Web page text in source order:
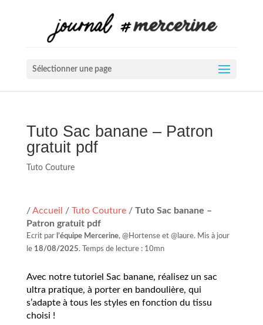
Sélectionner une page
Tuto Sac banane – Patron
gratuit pdf
Tuto Couture
/Accueil / Tuto Couture/ Tuto Sac banane –
Patron gratuit pdf
Ecrit par l’équipe Mercerine, @Hortense et @laure. Mis à jour
le 18/08/2025. Temps de lecture : 10mn
Avec notre tutoriel Sac banane, réalisez un sac
ultra pratique, à porter en bandoulière, qui
s’adapte à tous les styles en fonction du tissu
choisi !